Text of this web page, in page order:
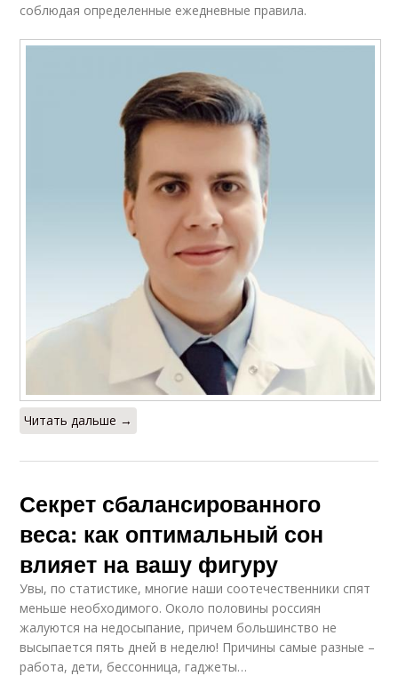
соблюдая определенные ежедневные правила.
Читать дальше →
Секрет сбалансированного
веса: как оптимальный сон
влияет на вашу фигуру
Увы, по статистике, многие наши соотечественники спят
меньше необходимого. Около половины россиян
жалуются на недосыпание, причем большинство не
высыпается пять дней в неделю! Причины самые разные –
работа, дети, бессонница, гаджеты…